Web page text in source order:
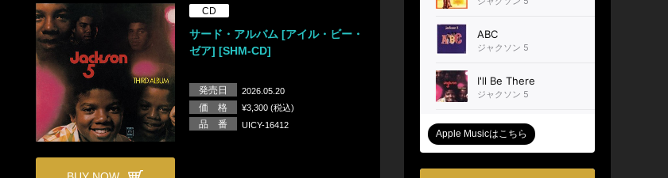
CD
サード・アルバム [アイル・ビー・
ゼア] [SHM-CD]
発売日 2026.05.20
価 格 ¥3,300 (税込)
品 番 UICY-16412
Apple Musicはこちら